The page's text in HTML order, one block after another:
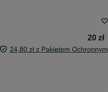
20 zł
24,80 zł z Pakietem Ochronnym